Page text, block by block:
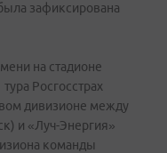
зафиксирована
на стадионе
Росгосстрах
дивизионе между
и «Луч-Энергия»
команды